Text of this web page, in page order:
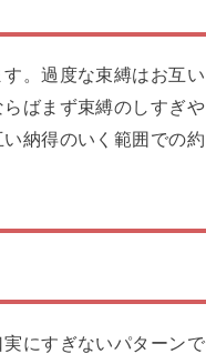
。過度な束縛はお互い
ばまず束縛のしすぎや
納得のいく範囲での約
にすぎないパターンで